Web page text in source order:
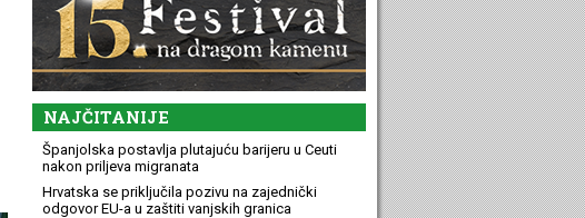
NAJČITANIJE
Španjolska postavlja plutajuću barijeru u Ceuti
nakon priljeva migranata
Hrvatska se priključila pozivu na zajednički
odgovor EU-a u zaštiti vanjskih granica